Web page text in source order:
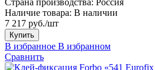
Наличие товара: В наличии
7 217 руб./шт
Купить
В избранное В избранном
Сравнить